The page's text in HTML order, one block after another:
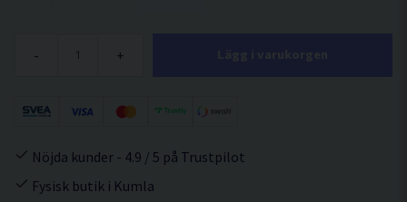
- +
Nöjda kunder - 4.9 / 5 på Trustpilot
Fysisk butik i Kumla